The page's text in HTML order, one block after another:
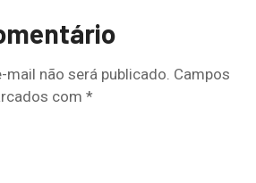
mail não será publicado. Campos
com *